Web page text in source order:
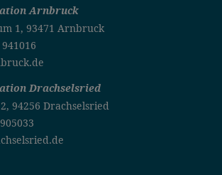
Arnbruck
1, 93471 Arnbruck
Drachselsried
94256 Drachselsried